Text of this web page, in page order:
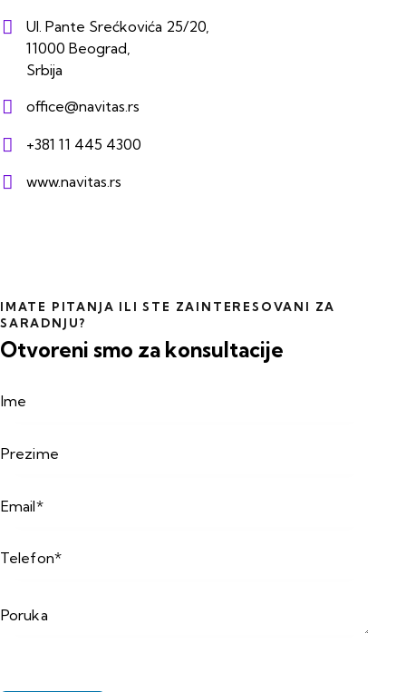
Ul. Pante Srećkovića 25/20,
11000 Beograd,
Srbija
office@navitas.rs
+381 11 445 4300
www.navitas.rs
IMATE PITANJA ILI STE ZAINTERESOVANI ZA
SARADNJU?
Otvoreni smo za konsultacije